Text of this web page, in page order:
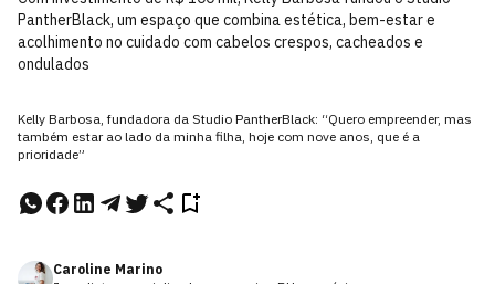
PantherBlack, um espaço que combina estética, bem-estar e
acolhimento no cuidado com cabelos crespos, cacheados e
ondulados
Kelly Barbosa, fundadora da Studio PantherBlack: “Quero empreender, mas
também estar ao lado da minha filha, hoje com nove anos, que é a
prioridade”
Caroline Marino